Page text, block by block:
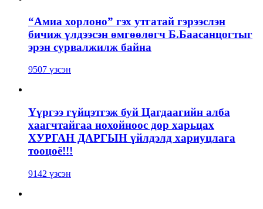
“Амиа хорлоно” гэх утгатай гэрээслэн
бичиж үлдээсэн өмгөөлөгч Б.Баасанцогтыг
эрэн сурвалжилж байна
9507 үзсэн
Үүргээ гүйцэтгэж буй Цагдаагийн алба
хаагчтайгаа нохойноос дор харьцах
ХУРГАН ДАРГЫН үйлдэлд хариуцлага
тооцоё!!!
9142 үзсэн